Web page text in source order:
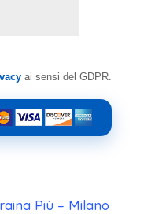
ai sensi del GDPR.
Più – Milano